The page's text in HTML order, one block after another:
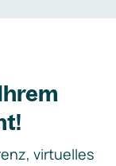
virtuelles